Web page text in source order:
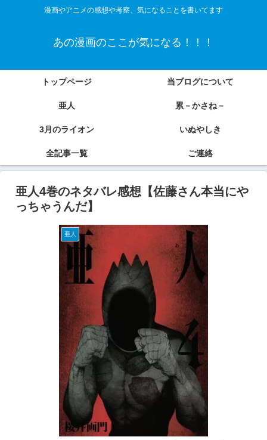
漫画やアニメの感想や考察、気になることを書いてます
あの漫画のここが気になる！！！
トップページ 当ブログについて
亜人 累－かさね－
3月のライオン いぬやしき
全記事一覧 ご連絡
亜人4巻のネタバレ感想【佐藤さん本当にや
っちゃうんだ】
亜人